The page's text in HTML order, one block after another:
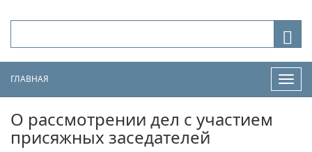
ГЛАВНАЯ
О рассмотрении дел с участием
присяжных заседателей